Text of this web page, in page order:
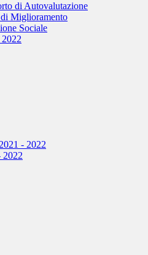
di Autovalutazione
Miglioramento
Sociale
- 2022
2022